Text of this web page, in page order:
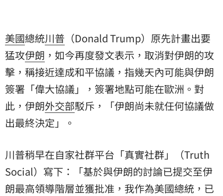
美國總統川普 （Donald Trump）原先計畫出要
猛攻伊朗 ，如今再度發文表示，取消對伊朗的攻
擊，稱接近達成和平協議，指幾天內可能與伊朗
簽署「偉大協議」，簽署地點可能在歐洲。對
此，伊朗外交部駁斥，「伊朗尚未就任何協議做
出最終決定」。
川普稍早在自家社群平台「真實社群」（Truth
Social）寫下：「基於與伊朗的討論已提交至伊
朗最高領導階層並獲批准，我作為美國總統，已